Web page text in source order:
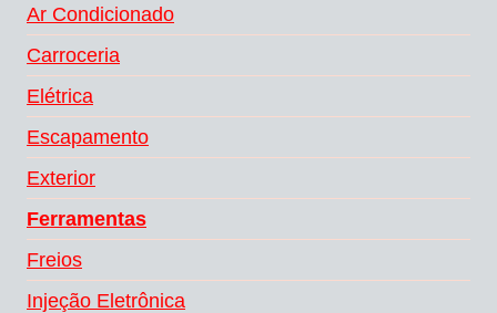
Ar Condicionado
Carroceria
Elétrica
Escapamento
Exterior
Ferramentas
Freios
Injeção Eletrônica